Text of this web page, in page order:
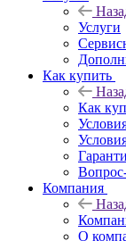
Услуги
Как купить
Как
Компания
О